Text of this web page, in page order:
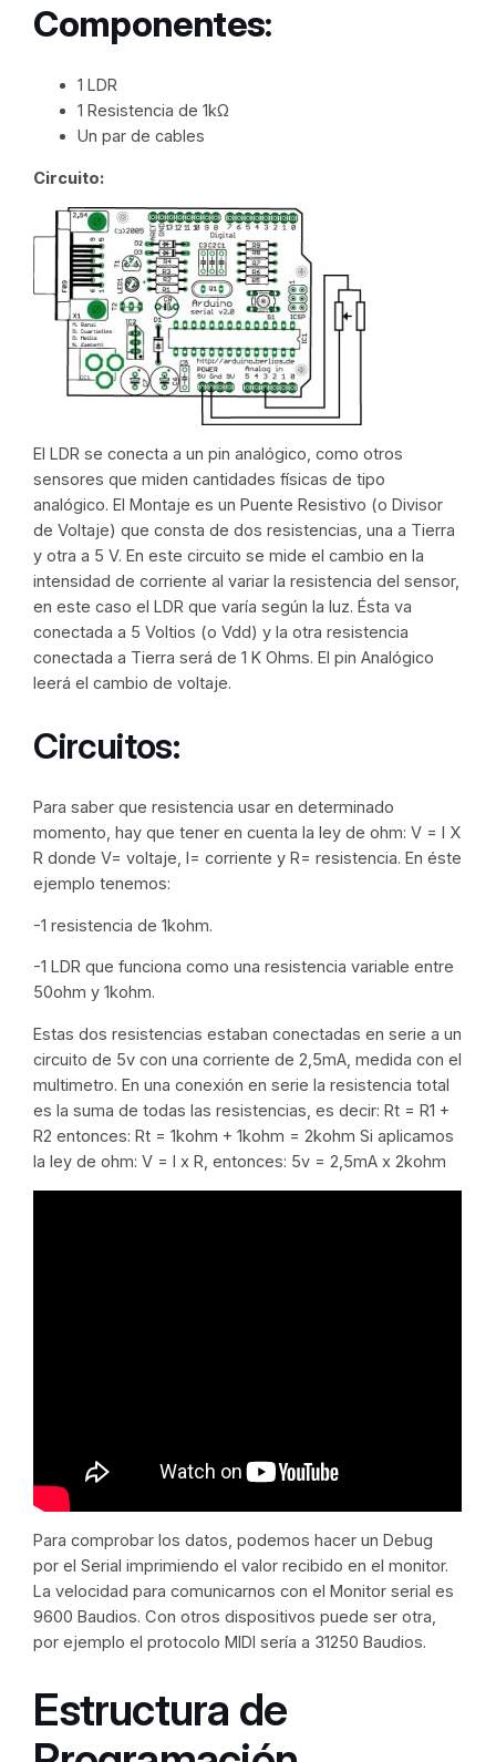
Componentes:
1 LDR
1 Resistencia de 1kΩ
Un par de cables
Circuito:
El LDR se conecta a un pin analógico, como otros
sensores que miden cantidades físicas de tipo
analógico. El Montaje es un Puente Resistivo (o Divisor
de Voltaje) que consta de dos resistencias, una a Tierra
y otra a 5 V. En este circuito se mide el cambio en la
intensidad de corriente al variar la resistencia del sensor,
en este caso el LDR que varía según la luz. Ésta va
conectada a 5 Voltios (o Vdd) y la otra resistencia
conectada a Tierra será de 1 K Ohms. El pin Analógico
leerá el cambio de voltaje.
Circuitos:
Para saber que resistencia usar en determinado
momento, hay que tener en cuenta la ley de ohm: V = I X
R donde V= voltaje, I= corriente y R= resistencia. En éste
ejemplo tenemos:
-1 resistencia de 1kohm.
-1 LDR que funciona como una resistencia variable entre
50ohm y 1kohm.
Estas dos resistencias estaban conectadas en serie a un
circuito de 5v con una corriente de 2,5mA, medida con el
multimetro. En una conexión en serie la resistencia total
es la suma de todas las resistencias, es decir: Rt = R1 +
R2 entonces: Rt = 1kohm + 1kohm = 2kohm Si aplicamos
la ley de ohm: V = I x R, entonces: 5v = 2,5mA x 2kohm
Para comprobar los datos, podemos hacer un Debug
por el Serial imprimiendo el valor recibido en el monitor.
La velocidad para comunicarnos con el Monitor serial es
9600 Baudios. Con otros dispositivos puede ser otra,
por ejemplo el protocolo MIDI sería a 31250 Baudios.
Estructura de